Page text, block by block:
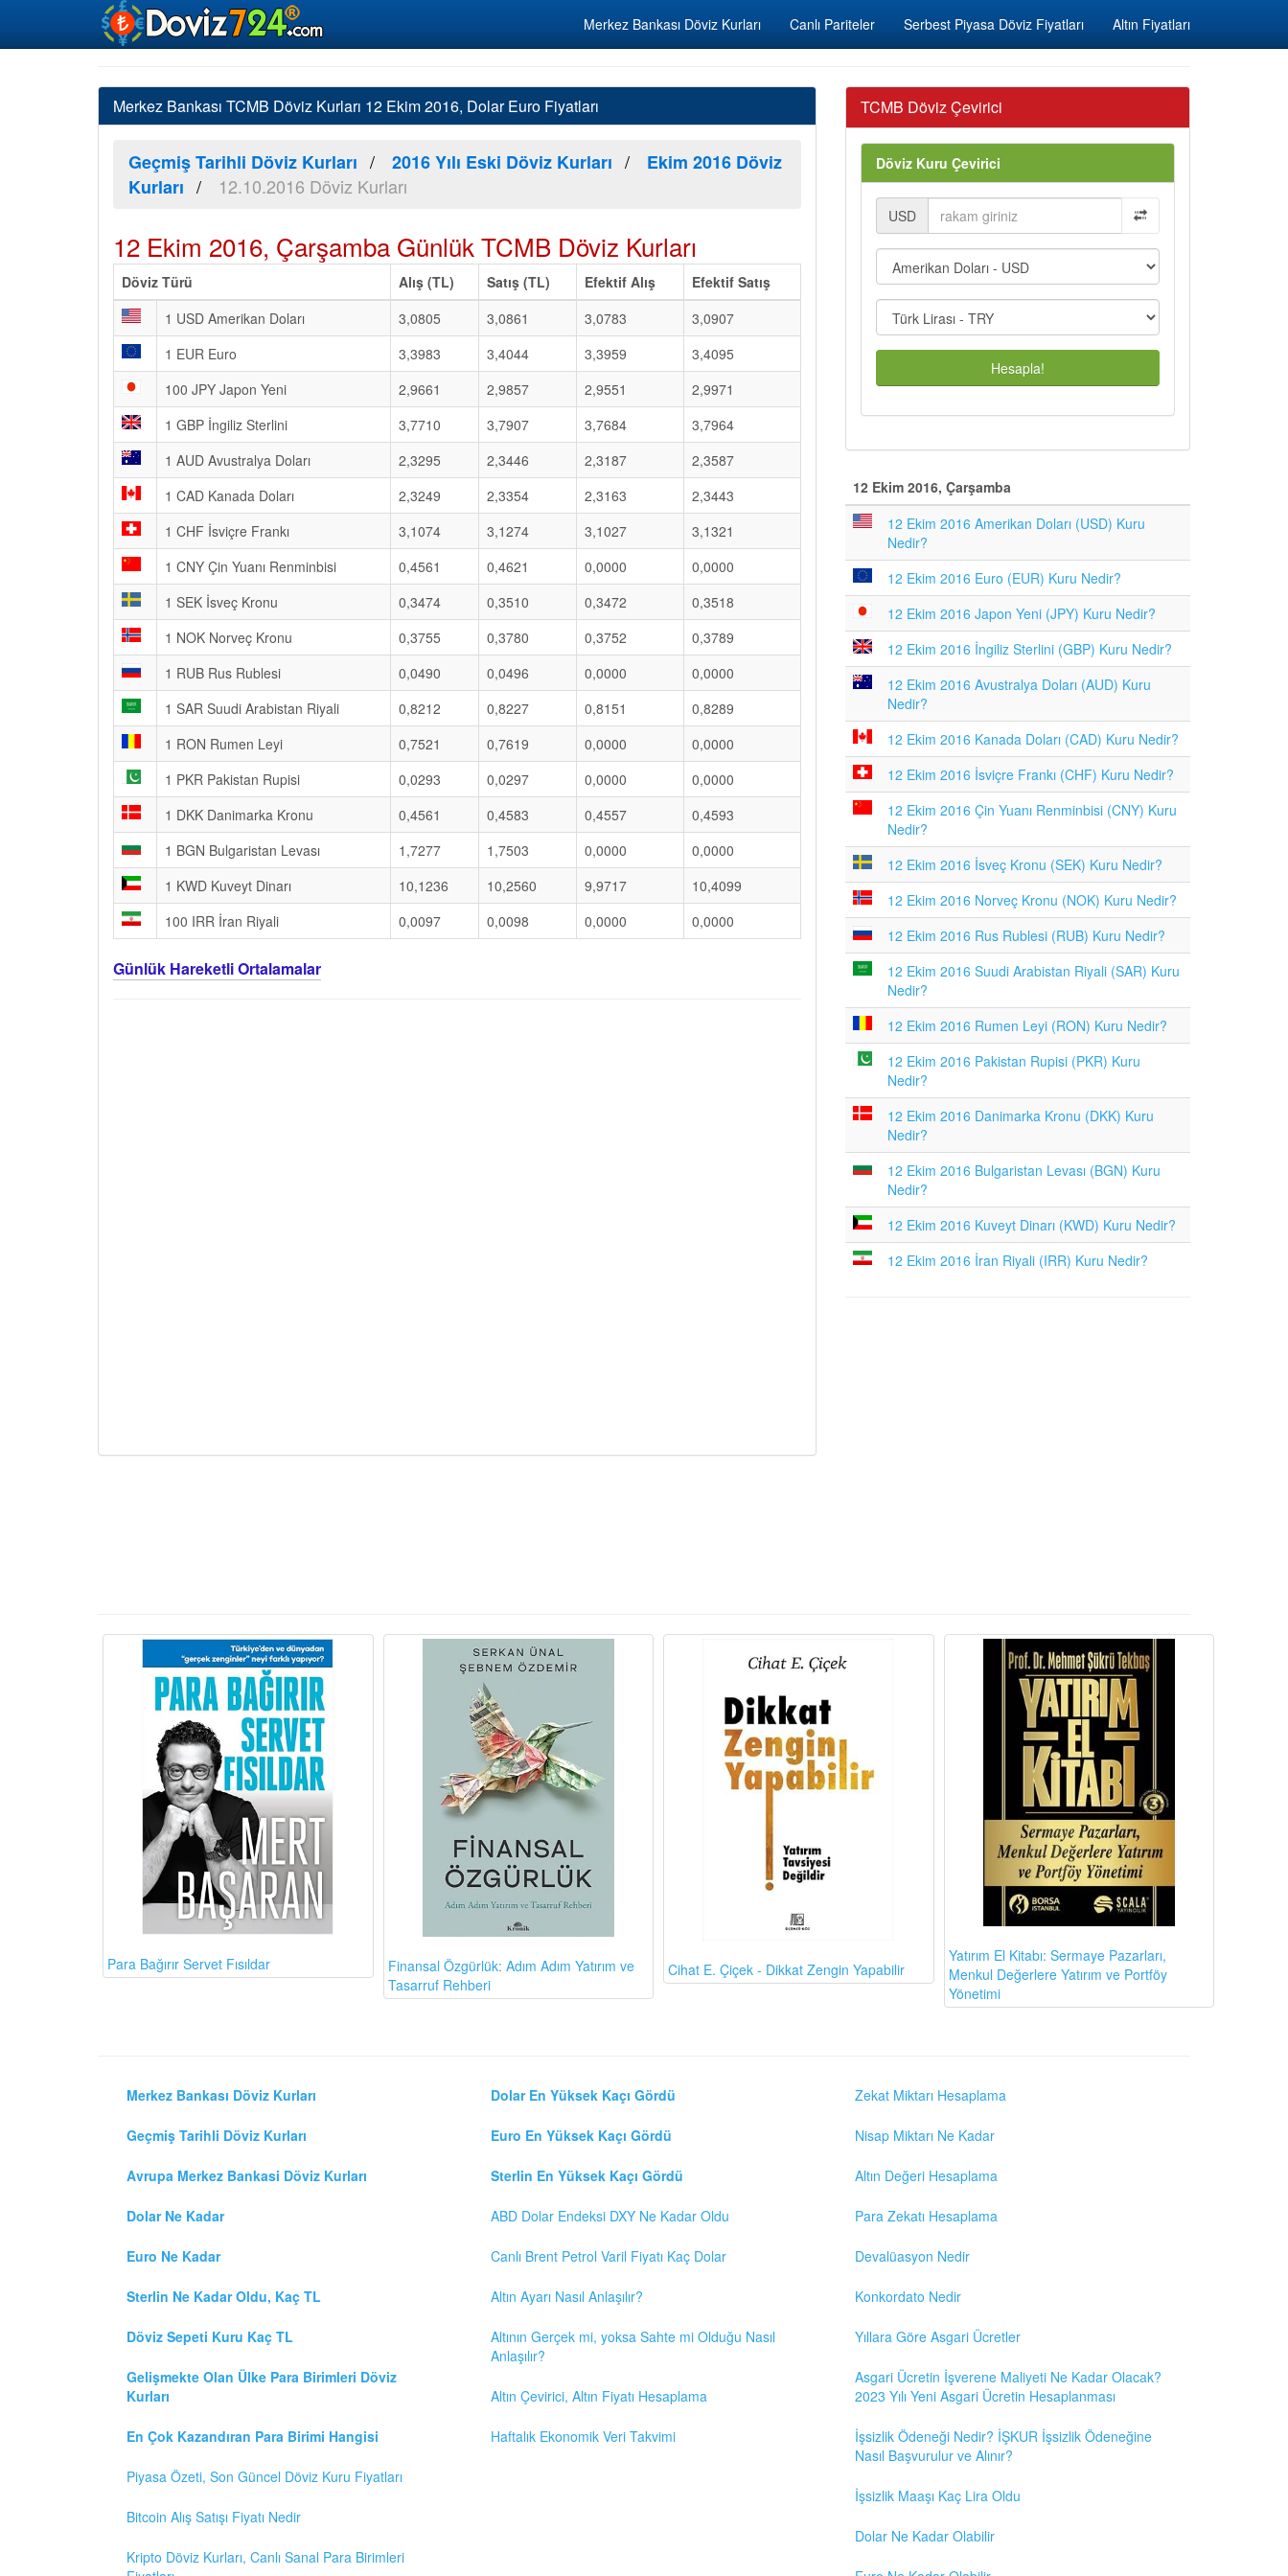
Merkez Bankası Döviz Kurları Canlı Pariteler Serbest Piyasa Döviz Fiyatları Altın Fiyatları
Merkez Bankası TCMB Döviz Kurları 12 Ekim 2016, Dolar Euro Fiyatları
Geçmiş Tarihli Döviz Kurları 2016 Yılı Eski Döviz Kurları
Ekim 2016 Döviz
Kurları
12.10.2016 Döviz Kurları
12 Ekim 2016, Çarşamba Günlük TCMB Döviz Kurları
Döviz Türü Alış (TL) Satış (TL) Efektif Alış
Efektif Satış
1 USD Amerikan Doları
3,0805 3,0861 3,0783
3,0907
1 EUR Euro
3,3983 3,4044 3,3959
3,4095
100 JPY Japon Yeni
2,9661 2,9857 2,9551
2,9971
1 GBP İngiliz Sterlini
3,7710 3,7907 3,7684
3,7964
1 AUD Avustralya Doları
2,3295 2,3446 2,3187
2,3587
1 CAD Kanada Doları
2,3249 2,3354 2,3163
2,3443
1 CHF İsviçre Frankı
3,1074 3,1274 3,1027
3,1321
1 CNY Çin Yuanı Renminbisi
0,4561 0,4621 0,0000
0,0000
1 SEK İsveç Kronu
0,3474 0,3510 0,3472
0,3518
1 NOK Norveç Kronu
0,3755 0,3780 0,3752
0,3789
1 RUB Rus Rublesi
0,0490 0,0496 0,0000
0,0000
1 SAR Suudi Arabistan Riyali
0,8212 0,8227 0,8151
0,8289
1 RON Rumen Leyi
0,7521 0,7619 0,0000
0,0000
1 PKR Pakistan Rupisi
0,0293 0,0297 0,0000
0,0000
1 DKK Danimarka Kronu
0,4561 0,4583 0,4557
0,4593
1 BGN Bulgaristan Levası
1,7277 1,7503 0,0000
0,0000
1 KWD Kuveyt Dinarı
10,1236 10,2560 9,9717
10,4099
100 IRR İran Riyali
0,0097 0,0098 0,0000 0,0000
Günlük Hareketli Ortalamalar
TCMB Döviz Çevirici
Döviz Kuru Çevirici
USD
Hesapla!
12 Ekim 2016, Çarşamba
12 Ekim 2016 Amerikan Doları (USD) Kuru
Nedir?
12 Ekim 2016 Euro (EUR) Kuru Nedir?
12 Ekim 2016 Japon Yeni (JPY) Kuru Nedir?
12 Ekim 2016 İngiliz Sterlini (GBP) Kuru Nedir?
12 Ekim 2016 Avustralya Doları (AUD) Kuru
Nedir?
12 Ekim 2016 Kanada Doları (CAD) Kuru Nedir?
12 Ekim 2016 İsviçre Frankı (CHF) Kuru Nedir?
12 Ekim 2016 Çin Yuanı Renminbisi (CNY) Kuru
Nedir?
12 Ekim 2016 İsveç Kronu (SEK) Kuru Nedir?
12 Ekim 2016 Norveç Kronu (NOK) Kuru Nedir?
12 Ekim 2016 Rus Rublesi (RUB) Kuru Nedir?
12 Ekim 2016 Suudi Arabistan Riyali (SAR) Kuru
Nedir?
12 Ekim 2016 Rumen Leyi (RON) Kuru Nedir?
12 Ekim 2016 Pakistan Rupisi (PKR) Kuru
Nedir?
12 Ekim 2016 Danimarka Kronu (DKK) Kuru
Nedir?
12 Ekim 2016 Bulgaristan Levası (BGN) Kuru
Nedir?
12 Ekim 2016 Kuveyt Dinarı (KWD) Kuru Nedir?
12 Ekim 2016 İran Riyali (IRR) Kuru Nedir?
Para Bağırır Servet Fısıldar
Finansal Özgürlük: Adım Adım Yatırım ve
Tasarruf Rehberi
Cihat E. Çiçek - Dikkat Zengin Yapabilir
Yatırım El Kitabı: Sermaye Pazarları,
Menkul Değerlere Yatırım ve Portföy
Yönetimi
Merkez Bankası Döviz Kurları
Geçmiş Tarihli Döviz Kurları
Avrupa Merkez Bankasi Döviz Kurları
Dolar Ne Kadar
Euro Ne Kadar
Sterlin Ne Kadar Oldu, Kaç TL
Döviz Sepeti Kuru Kaç TL
Gelişmekte Olan Ülke Para Birimleri Döviz
Kurları
En Çok Kazandıran Para Birimi Hangisi
Piyasa Özeti, Son Güncel Döviz Kuru Fiyatları
Bitcoin Alış Satışı Fiyatı Nedir
Kripto Döviz Kurları, Canlı Sanal Para Birimleri
Dolar En Yüksek Kaçı Gördü
Euro En Yüksek Kaçı Gördü
Sterlin En Yüksek Kaçı Gördü
ABD Dolar Endeksi DXY Ne Kadar Oldu
Canlı Brent Petrol Varil Fiyatı Kaç Dolar
Altın Ayarı Nasıl Anlaşılır?
Altının Gerçek mi, yoksa Sahte mi Olduğu Nasıl
Anlaşılır?
Altın Çevirici, Altın Fiyatı Hesaplama
Haftalık Ekonomik Veri Takvimi
Zekat Miktarı Hesaplama
Nisap Miktarı Ne Kadar
Altın Değeri Hesaplama
Para Zekatı Hesaplama
Devalüasyon Nedir
Konkordato Nedir
Yıllara Göre Asgari Ücretler
Asgari Ücretin İşverene Maliyeti Ne Kadar Olacak?
2023 Yılı Yeni Asgari Ücretin Hesaplanması
İşsizlik Ödeneği Nedir? İŞKUR İşsizlik Ödeneğine
Nasıl Başvurulur ve Alınır?
İşsizlik Maaşı Kaç Lira Oldu
Dolar Ne Kadar Olabilir